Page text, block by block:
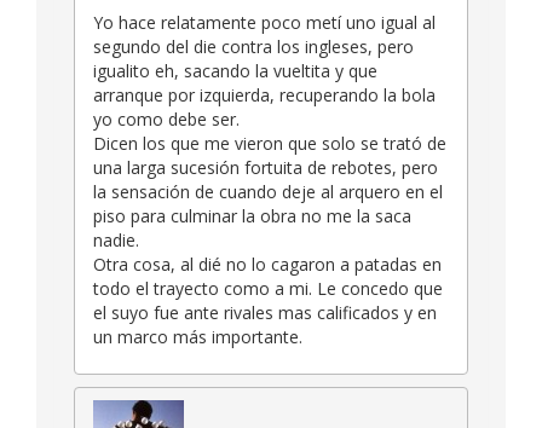
Yo hace relatamente poco metí uno igual al
segundo del die contra los ingleses, pero
igualito eh, sacando la vueltita y que
arranque por izquierda, recuperando la bola
yo como debe ser.
Dicen los que me vieron que solo se trató de
una larga sucesión fortuita de rebotes, pero
la sensación de cuando deje al arquero en el
piso para culminar la obra no me la saca
nadie.
Otra cosa, al dié no lo cagaron a patadas en
todo el trayecto como a mi. Le concedo que
el suyo fue ante rivales mas calificados y en
un marco más importante.